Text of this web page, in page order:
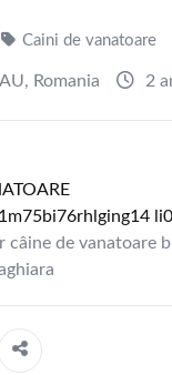
Caini de vanatoare
, Romania 2
1 m75bi76rh ging1 4 i0
câine de vanatoare